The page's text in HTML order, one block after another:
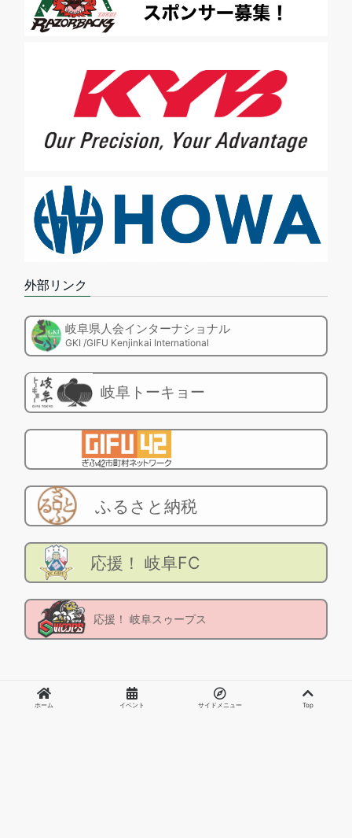
ホーム イベント サイドメニュー Top
外部リンク
岐阜県人会インターナショナル
GKI /GIFU Kenjinkai International
岐阜トーキョー
ふるさと納税
応援！ 岐阜FC
応援！ 岐阜スゥープス
ホーム イベント サイドメニュー Top